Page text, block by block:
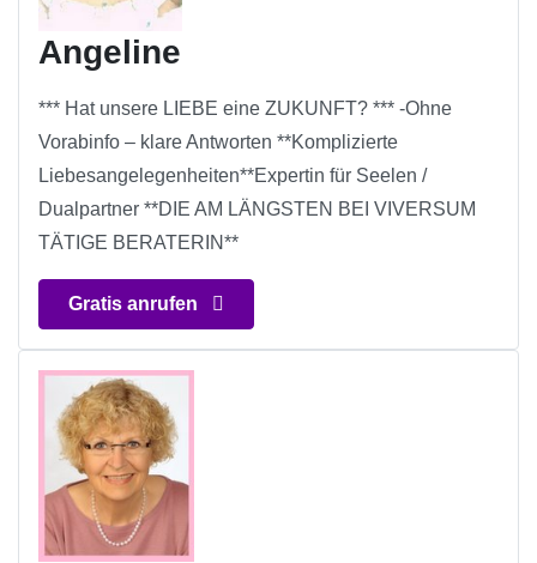
Angeline
*** Hat unsere LIEBE eine ZUKUNFT? *** -Ohne
Vorabinfo – klare Antworten **Komplizierte
Liebesangelegenheiten**Expertin für Seelen /
Dualpartner **DIE AM LÄNGSTEN BEI VIVERSUM
TÄTIGE BERATERIN**
Gratis anrufen